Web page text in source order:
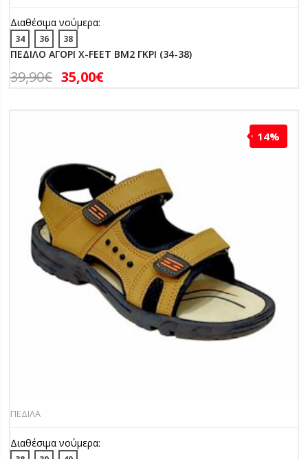
Διαθέσιμα νούμερα:
34 36 38
ΠΕΔΙΛΟ ΑΓΟΡΙ X-FEET BM2 ΓΚΡΙ (34-38)
39,90€ 35,00€
14%
ΠΕΔΙΛΑ
Διαθέσιμα νούμερα: